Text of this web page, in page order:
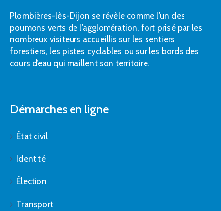
Plombières-lès-Dijon se révèle comme l’un des
poumons verts de l’agglomération, fort prisé par les
nombreux visiteurs accueillis sur les sentiers
forestiers, les pistes cyclables ou sur les bords des
cours d’eau qui maillent son territoire.
Démarches en ligne
État civil
Identité
Élection
Transport